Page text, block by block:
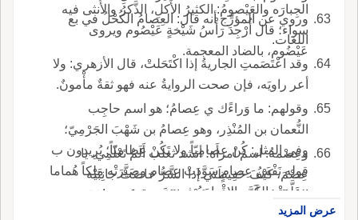
الجِبارَه والعَيْصومُ: الكثيرُ الأَكلِ، الذَّكرُ والأُنثى فيه
سواء؛ قال أُرْجِدَ رَأْسُ شَيْخةٍ عَيْصُوم ويروى
عَيْضُوم، بالضاد المعجمة.
وروي عن المؤرِّج أنه قال: العِصامُ الكُحْلُ في بع
اللغات.
وقد اعْتَصَمتِ الجاريةُ إذا اكْتَحَلتْ، قال الأزهري: ولا
أعر راويَه، فإن صحت الروايةُ عنه فهو ثقةٌ مأْمونٌ.
وقولهم: ما وَراءََك ي عِصامُ؛ هو اسم حاجِب
النُّعمان بن المُنْذِر، وهو عِصامُ بن شَهْبَ الجَرْمِيّ؛
وفي المثل: كُنْ عِصامِيّاً ولا تَكُنْ عِظاميّاً؛ يُرِيدون ب
قوله نَفْسُ عِصامٍ سَوَّدَتْ عِصام وصَيَّرَتْه مَلِكاً هُماما
وَعَلَّمَتْه الكَرَّ والإقْدامَ وفي ترجمة عصب: رَوَى
بعضُ المُحَدِّثين أن جبريلَ جاء يومَ بَدْرٍ عل فرسٍ
وعِصْمةُ: اسمُ امرأَة؛ أنشد ثعلب أَلَمْ تَعْلَمِي، يا
عِصْمَ، كَيْفَ حَفِيظَتي إذا الشَّرُّ خاضَتْ جانِبَيْه
المَجادِحُ وأَبو عاصمٍ: كُنْىة السَّويقِ.
عرض المزيد